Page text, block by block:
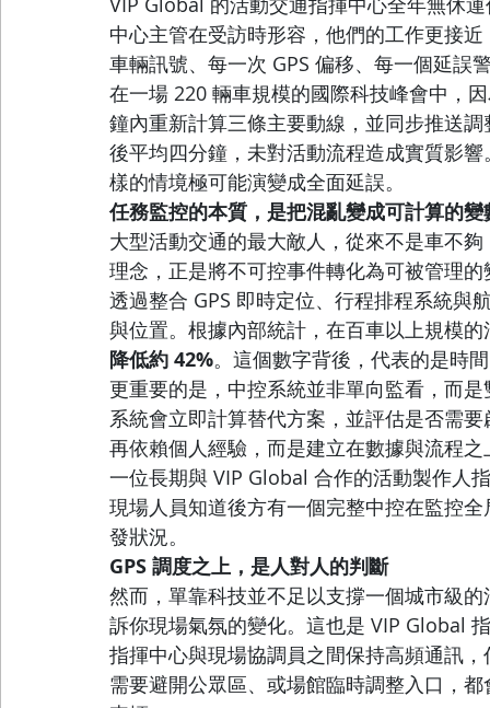
中心主管在受訪時形容，他們的工作更接
車輛訊號、每一次 GPS 偏移、每一個延誤
在一場 220 輛車規模的國際科技峰會中，
鐘內重新計算三條主要動線，並同步推送
後平均四分鐘，未對活動流程造成實質影
樣的情境極可能演變成全面延誤。
任務監控的本質，是把混亂變成可計算的變
大型活動交通的最大敵人，從來不是車不
理念，正是將不可控事件轉化為可被管理的
透過整合 GPS 即時定位、行程排程系統與
與位置。根據內部統計，在百車以上規模的
降低約 42%。這個數字背後，代表的是時
更重要的是，中控系統並非單向監看，而
系統會立即計算替代方案，並評估是否需
再依賴個人經驗，而是建立在數據與流程之
一位長期與 VIP Global 合作的活動製作人
現場人員知道後方有一個完整中控在監控
發狀況。
GPS 調度之上，是人對人的判斷
然而，單靠科技並不足以支撐一個城市級
訴你現場氣氛的變化。這也是 VIP Global
指揮中心與現場協調員之間保持高頻通訊
需要避開公眾區、或場館臨時調整入口，